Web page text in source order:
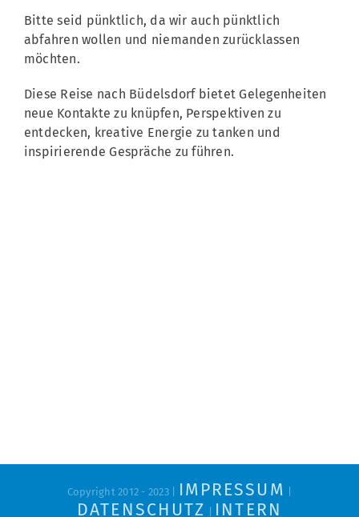
Bitte seid pünktlich, da wir auch pünktlich
abfahren wollen und niemanden zurücklassen
möchten.
Diese Reise nach Büdelsdorf bietet Gelegenheiten
neue Kontakte zu knüpfen, Perspektiven zu
entdecken, kreative Energie zu tanken und
inspirierende Gespräche zu führen.
Copyright 2012 - 2023 | IMPRESSUM
DATENSCHUTZ INTERN